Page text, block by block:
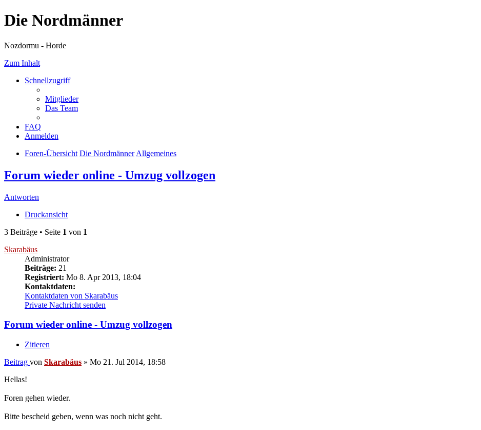
Die Nordmänner
Nozdormu - Horde
Zum Inhalt
Schnellzugriff
Mitglieder
Das Team
FAQ
Anmelden
Foren-Übersicht Die Nordmänner Allgemeines
Forum wieder online - Umzug vollzogen
Antworten
Druckansicht
3 Beiträge • Seite 1 von 1
Skarabäus
Administrator
Beiträge: 21
Registriert: Mo 8. Apr 2013, 18:04
Kontaktdaten:
Kontaktdaten von Skarabäus
Private Nachricht senden
Forum wieder online - Umzug vollzogen
Zitieren
Beitrag von Skarabäus » Mo 21. Jul 2014, 18:58
Hellas!
Foren gehen wieder.
Bitte bescheid geben, wenn was noch nicht geht.